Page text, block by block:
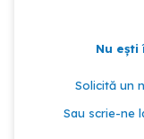
Nu ești
Solicită un
Sau scrie-ne